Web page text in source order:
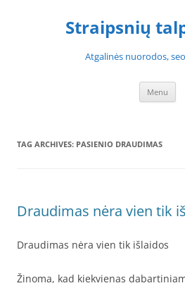
Straipsnių
Atgalinės nuorodos,
Menu
TAG ARCHIVES: PASIENIO DRAUDIMAS
Draudimas nėra vien tik
Draudimas nėra vien tik išlaidos
Žinoma, kad kiekvienas